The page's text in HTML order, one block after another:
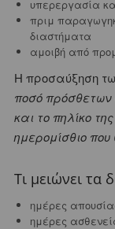
υπερεργασία
πριμ
διαστήματα
αμοιβή από
Η προσαύξηση
ποσό πρόσθετων
και το πηλίκο
ημερομίσθιο
Τι μειώνει τα
ημέρες
ημέρες